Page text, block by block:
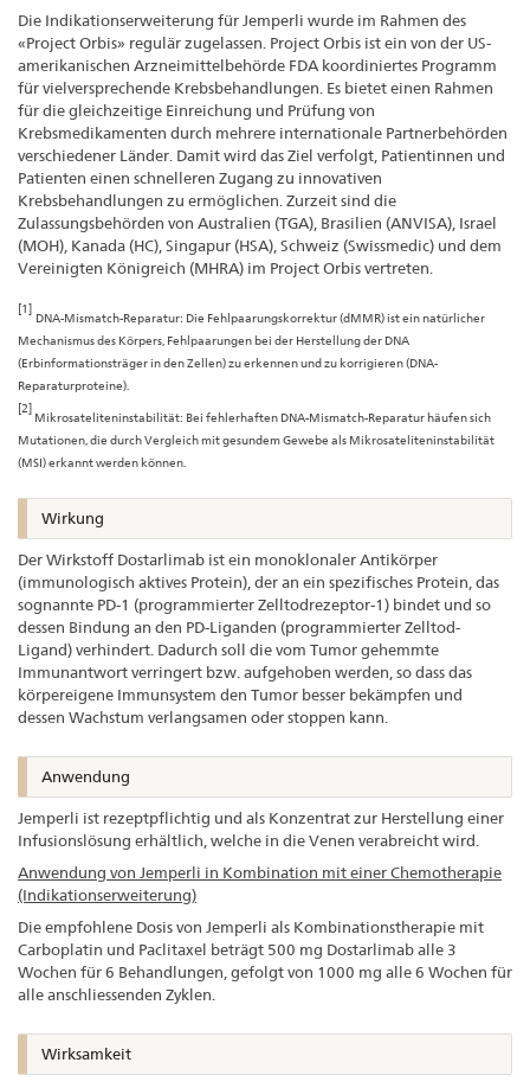
Die Indikationserweiterung für Jemperli wurde im Rahmen des
«Project Orbis» regulär zugelassen. Project Orbis ist ein von der US-
amerikanischen Arzneimittelbehörde FDA koordiniertes Programm
für vielversprechende Krebsbehandlungen. Es bietet einen Rahmen
für die gleichzeitige Einreichung und Prüfung von
Krebsmedikamenten durch mehrere internationale Partnerbehörden
verschiedener Länder. Damit wird das Ziel verfolgt, Patientinnen und
Patienten einen schnelleren Zugang zu innovativen
Krebsbehandlungen zu ermöglichen. Zurzeit sind die
Zulassungsbehörden von Australien (TGA), Brasilien (ANVISA), Israel
(MOH), Kanada (HC), Singapur (HSA), Schweiz (Swissmedic) und dem
Vereinigten Königreich (MHRA) im Project Orbis vertreten.
[1]
DNA-Mismatch-Reparatur: Die Fehlpaarungskorrektur (dMMR) ist ein natürlicher
Mechanismus des Körpers, Fehlpaarungen bei der Herstellung der DNA
(Erbinformationsträger in den Zellen) zu erkennen und zu korrigieren (DNA-
Reparaturproteine).
[2]
Mikrosateliteninstabilität: Bei fehlerhaften DNA-Mismatch-Reparatur häufen sich
Mutationen, die durch Vergleich mit gesundem Gewebe als Mikrosateliteninstabilität
(MSI) erkannt werden können.
Wirkung
Der Wirkstoff Dostarlimab ist ein monoklonaler Antikörper
(immunologisch aktives Protein), der an ein spezifisches Protein, das
sognannte PD-1 (programmierter Zelltodrezeptor-1) bindet und so
dessen Bindung an den PD-Liganden (programmierter Zelltod-
Ligand) verhindert. Dadurch soll die vom Tumor gehemmte
Immunantwort verringert bzw. aufgehoben werden, so dass das
körpereigene Immunsystem den Tumor besser bekämpfen und
dessen Wachstum verlangsamen oder stoppen kann.
Anwendung
Jemperli ist rezeptpflichtig und als Konzentrat zur Herstellung einer
Infusionslösung erhältlich, welche in die Venen verabreicht wird.
Anwendung von Jemperli in Kombination mit einer Chemotherapie
(Indikationserweiterung)
Die empfohlene Dosis von Jemperli als Kombinationstherapie mit
Carboplatin und Paclitaxel beträgt 500 mg Dostarlimab alle 3
Wochen für 6 Behandlungen, gefolgt von 1000 mg alle 6 Wochen für
alle anschliessenden Zyklen.
Wirksamkeit